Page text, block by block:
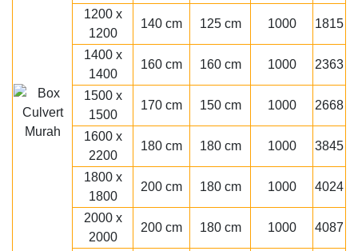
1200 x
1200
140 cm 125 cm 1000 1815
1400 x
1400
160 cm 160 cm 1000 2363
1500 x
1500
170 cm 150 cm 1000 2668
1600 x
2200
180 cm 180 cm 1000 3845
1800 x
1800
200 cm 180 cm 1000 4024
2000 x
2000
200 cm 180 cm 1000 4087